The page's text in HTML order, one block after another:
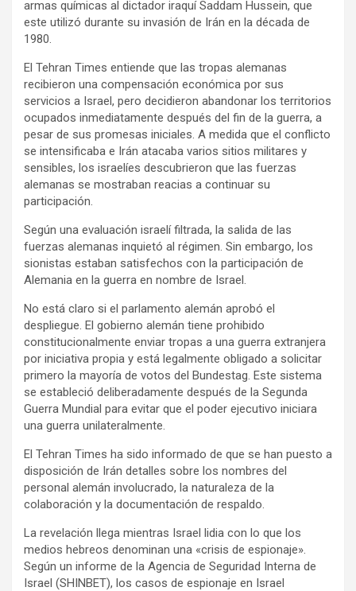
armas químicas al dictador iraquí Saddam Hussein, que
este utilizó durante su invasión de Irán en la década de
1980.
El Tehran Times entiende que las tropas alemanas
recibieron una compensación económica por sus
servicios a Israel, pero decidieron abandonar los territorios
ocupados inmediatamente después del fin de la guerra, a
pesar de sus promesas iniciales. A medida que el conflicto
se intensificaba e Irán atacaba varios sitios militares y
sensibles, los israelíes descubrieron que las fuerzas
alemanas se mostraban reacias a continuar su
participación.
Según una evaluación israelí filtrada, la salida de las
fuerzas alemanas inquietó al régimen. Sin embargo, los
sionistas estaban satisfechos con la participación de
Alemania en la guerra en nombre de Israel.
No está claro si el parlamento alemán aprobó el
despliegue. El gobierno alemán tiene prohibido
constitucionalmente enviar tropas a una guerra extranjera
por iniciativa propia y está legalmente obligado a solicitar
primero la mayoría de votos del Bundestag. Este sistema
se estableció deliberadamente después de la Segunda
Guerra Mundial para evitar que el poder ejecutivo iniciara
una guerra unilateralmente.
El Tehran Times ha sido informado de que se han puesto a
disposición de Irán detalles sobre los nombres del
personal alemán involucrado, la naturaleza de la
colaboración y la documentación de respaldo.
La revelación llega mientras Israel lidia con lo que los
medios hebreos denominan una «crisis de espionaje».
Según un informe de la Agencia de Seguridad Interna de
Israel (SHINBET), los casos de espionaje en Israel